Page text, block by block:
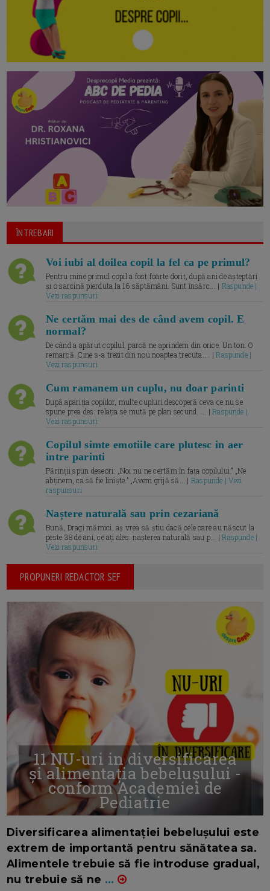
ÎNTREBARI
Voi iubi al doilea copil la fel ca pe primul?
Pentru mine primul copil a fost foarte dorit, după ani de așteptări
și o sarcină pierduta la 16 săptămâni. Sunt însărc... | Raspunde |
Vezi raspunsuri
Ne certăm mai des de când avem copil. E
normal?
De când a apărut copilul, parcă ne aprindem din orice. Un ton. O
remarcă. Cine s-a trezit din nou noaptea trecuta.... |Raspunde |
Vezi raspunsuri
Cum ramanem un cuplu, nu doar parinti
După apariția copiilor, multe cupluri descoperă ceva ce nu se
spune prea des: relația se mută pe plan secund. ... |Raspunde |
Vezi raspunsuri
Copilul simte emotiile care plutesc in aer
intre parinti
Părinții spun deseori: „Noi nu ne certăm în fața copilului.” „Ne
abținem, ca să fie liniște.” „Avem grijă să... | Raspunde | Vezi
raspunsuri
Naștere naturală sau prin cezariană
Bună, Dragi mămici, aș vrea să știu dacă cele care au născut la
peste 38 de ani, ce ați ales: nașterea naturală sau p... |Raspunde |
Vezi raspunsuri
PROPUNERI REDACTOR SEF
11 NU-uri in diversificarea
și alimentația bebelușului -
conform Academiei de
Pediatrie
Diversificarea alimentației bebelușului este
extrem de importantă pentru sănătatea sa.
Alimentele trebuie să fie introduse gradual,
nu trebuie să ne ...